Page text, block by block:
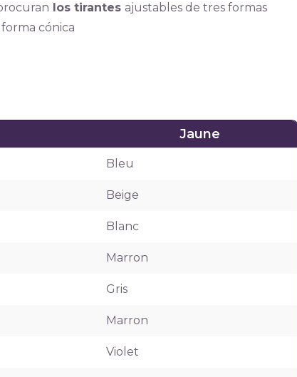
los tirantes ajustables de tres formas
cónica
Jaune
Bleu
Beige
Blanc
Marron
Gris
Marron
Violet